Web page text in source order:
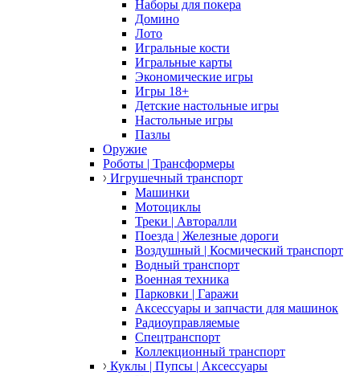
Наборы для покера
Домино
Лото
Игральные кости
Игральные карты
Экономические игры
Игры 18+
Детские настольные игры
Настольные игры
Пазлы
Оружие
Роботы | Трансформеры
Игрушечный транспорт
Машинки
Мотоциклы
Треки | Авторалли
Поезда | Железные дороги
Воздушный | Космический транспорт
Водный транспорт
Военная техника
Парковки | Гаражи
Аксессуары и запчасти для машинок
Радиоуправляемые
Спецтранспорт
Коллекционный транспорт
Куклы | Пупсы | Аксессуары